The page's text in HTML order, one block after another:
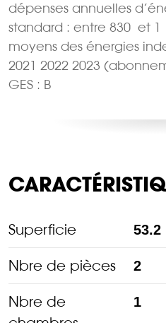
dépenses annuelles
standard : entre 830  et 1
moyens des énergies
2021 2022 2023
GES : B
Superficie 53.2
Nbre de pièces 2
Nbre de
1